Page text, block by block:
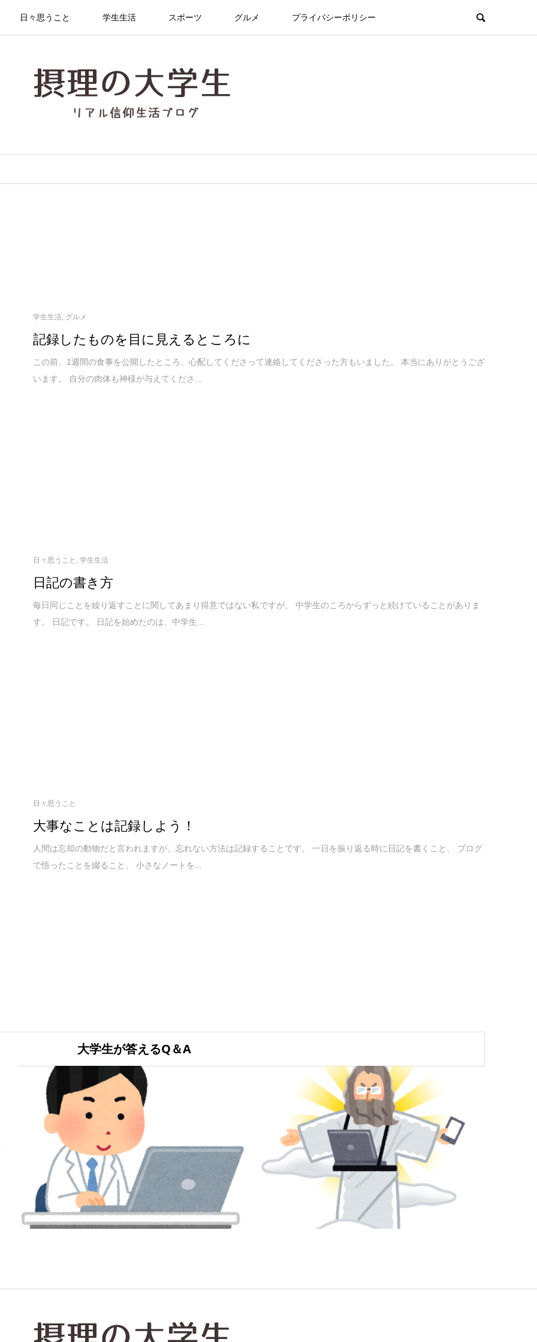
日々思うこと 学生生活 スポーツ グルメ プライバシーポリシー
学生生活, グルメ
記録したものを目に見えるところに
この前、1週間の食事を公開したところ、心配してくださって連絡してくださった方もいました。 本当にありがとうござ
います。 自分の肉体も神様が与えてくださ...
日々思うこと , 学生生活
日記の書き方
毎日同じことを繰り返すことに関してあまり得意ではない私ですが、 中学生のころからずっと続けていることがありま
す。 日記です。 日記を始めたのは、中学生...
日々思うこと
大事なことは記録しよう！
人間は忘却の動物だと言われますが、忘れない方法は記録することです。 一日を振り返る時に日記を書くこと、 ブログ
で悟ったことを綴ること、 小さなノートを...
大学生が答えるQ＆A